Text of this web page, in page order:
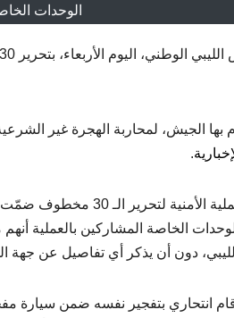
الوحدات
بها الجيش، لمحاربة الهجرة غير
.
وأكمل المحجوب، أن
الخاصة المشاركين بالعملية
دون أن يذكر أي تفاصيل عن جهة
قام انتحاري بتفجير نفسه ضمن سيارة